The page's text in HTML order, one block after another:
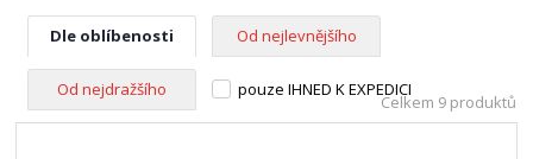
Dle oblíbenosti Od nejlevnějšího
Od nejdražšího pouze IHNED K EXPEDICI
Celkem 9 produktů